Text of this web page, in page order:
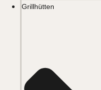
Grillhütten